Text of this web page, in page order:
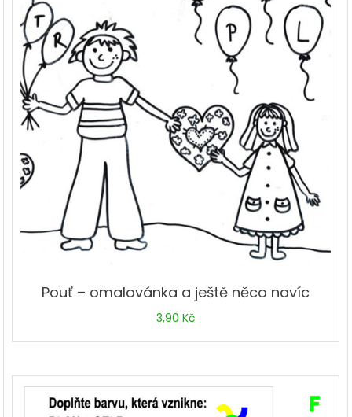
Pouť – omalovánka a ještě něco navíc
3,90 Kč